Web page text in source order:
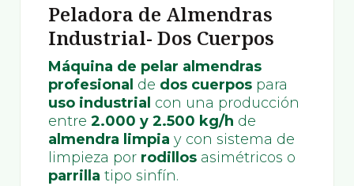
Peladora de Almendras
Industrial- Dos Cuerpos
Máquina de pelar almendras
profesional de dos cuerpos para
uso industrial con una producción
entre 2.000 y 2.500 kg/h de
almendra limpia y con sistema de
limpieza por rodillos asimétricos o
parrilla tipo sinfín.